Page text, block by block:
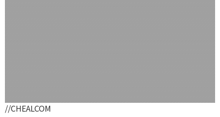
//CHEALCOM